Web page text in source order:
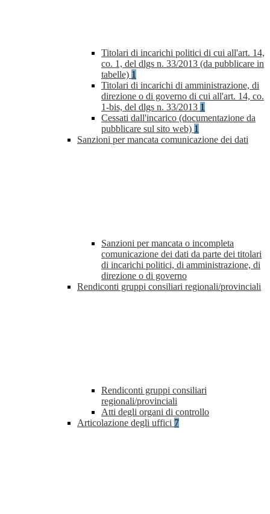
Titolari di incarichi politici di cui all'art. 14,
co. 1, del dlgs n. 33/2013 (da pubblicare in
tabelle) 1
Titolari di incarichi di amministrazione, di
direzione o di governo di cui all'art. 14, co.
1-bis, del dlgs n. 33/2013 1
Cessati dall'incarico (documentazione da
pubblicare sul sito web) 1
Sanzioni per mancata comunicazione dei dati
Sanzioni per mancata o incompleta
comunicazione dei dati da parte dei titolari
di incarichi politici, di amministrazione, di
direzione o di governo
Rendiconti gruppi consiliari regionali/provinciali
Rendiconti gruppi consiliari
regionali/provinciali
Atti degli organi di controllo
Articolazione degli uffici 7